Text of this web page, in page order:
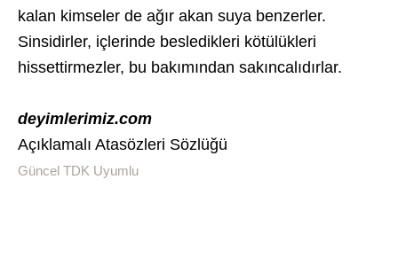
kalan kimseler de ağır akan suya benzerler.
Sinsidirler, içlerinde besledikleri kötülükleri
hissettirmezler, bu bakımından sakıncalıdırlar.
deyimlerimiz.com
Açıklamalı Atasözleri Sözlüğü
Güncel TDK Uyumlu